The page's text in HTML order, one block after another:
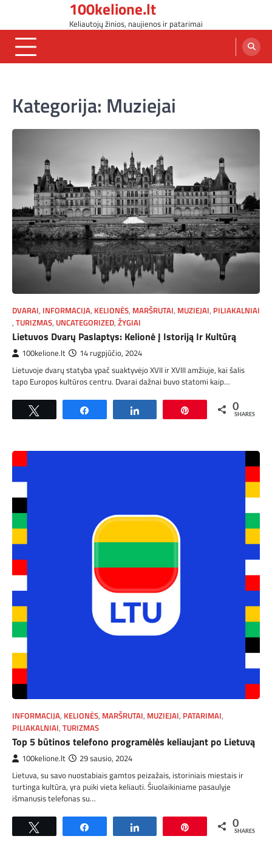
content
100kelione.lt
Keliautojų žinios, naujienos ir patarimai
Kategorija: Muziejai
DVARAI, INFORMACIJA, KELIONĖS, MARŠRUTAI, MUZIEJAI, PILIAKALNIAI
, TURIZMAS, UNCATEGORIZED, ŽYGIAI
Lietuvos Dvarų Paslaptys: Kelionė Į Istoriją Ir Kultūrą
100kelione.lt 14 rugpjūčio, 2024
Lietuvoje dvarų statyba ypač suaktyvėjo XVII ir XVIII amžiuje, kai šalis
tapo Europos kultūros centru. Dvarai dažnai buvo statomi kaip…
0
SHARES
INFORMACIJA, KELIONĖS, MARŠRUTAI, MUZIEJAI, PATARIMAI,
PILIAKALNIAI, TURIZMAS
Top 5 būtinos telefono programėlės keliaujant po Lietuvą
100kelione.lt 29 sausio, 2024
Lietuva, su savo nuostabiais gamtos peizažais, istoriniais miestais ir
turtinga kultūra, yra puiki vieta keliauti. Šiuolaikiniame pasaulyje
išmanusis telefonas su…
0
SHARES